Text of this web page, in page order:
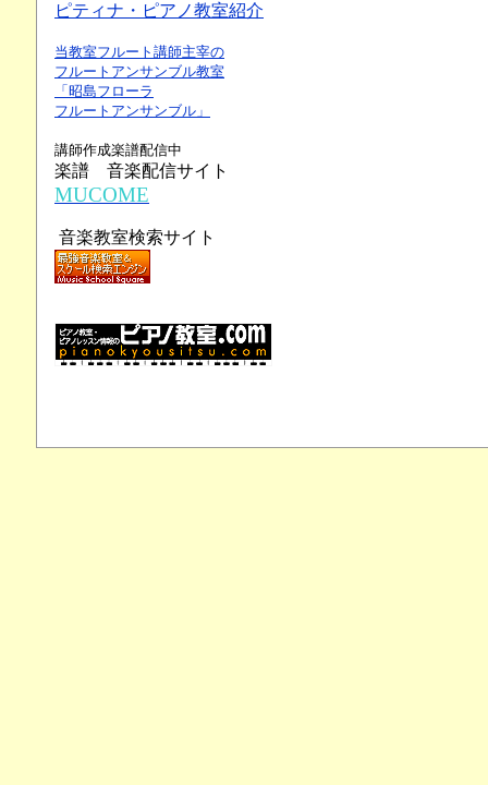
ピティナ・ピアノ教室紹介
当教室フルート講師主宰の
フルートアンサンブル教室
「昭島フローラ
フルートアンサンブル」
講師作成楽譜配信中
楽譜 音楽配信サイト
MUCOME
音楽教室検索サイト